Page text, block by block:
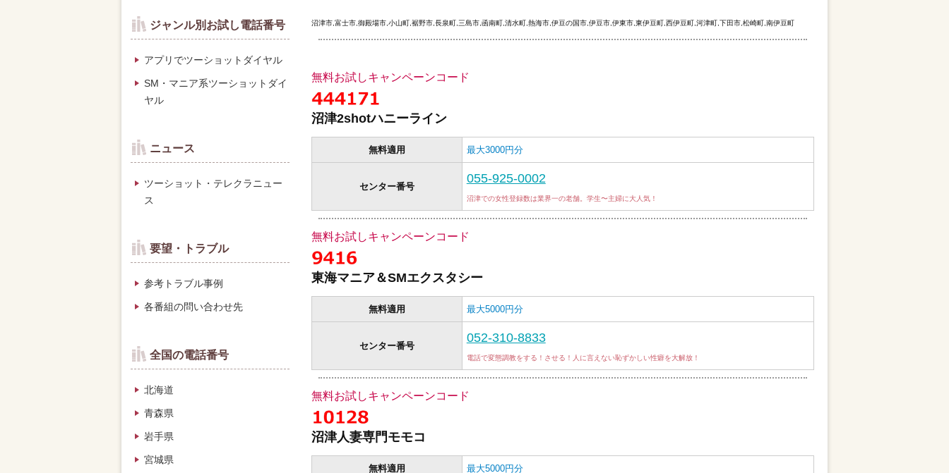
沼津市,富士市,御殿場市,小山町,裾野市,長泉町,三島市,函南町,清水町,熱海市,伊豆の国市,伊豆市,伊東市,東伊豆町,西伊豆町,河津町,下田市,松崎町,南伊豆町
無料お試しキャンペーンコード
沼津2shotハニーライン
無料適用 最大3000円分
センター番号
055-925-0002
沼津での女性登録数は業界一の老舗。学生〜主婦に大人気！
無料お試しキャンペーンコード
東海マニア＆SMエクスタシー
無料適用 最大5000円分
センター番号
052-310-8833
電話で変態調教をする！させる！人に言えない恥ずかしい性癖を大解放！
無料お試しキャンペーンコード
沼津人妻専門モモコ
無料適用 最大5000円分
ジャンル別お試し電話番号
アプリでツーショットダイヤル
SM・マニア系ツーショットダイ
ヤル
ニュース
ツーショット・テレクラニュー
ス
要望・トラブル
参考トラブル事例
各番組の問い合わせ先
全国の電話番号
北海道
青森県
岩手県
宮城県